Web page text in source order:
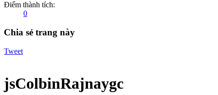
Điểm thành tích:
0
Chia sẻ trang này
Tweet
jsColbinRajnaygc